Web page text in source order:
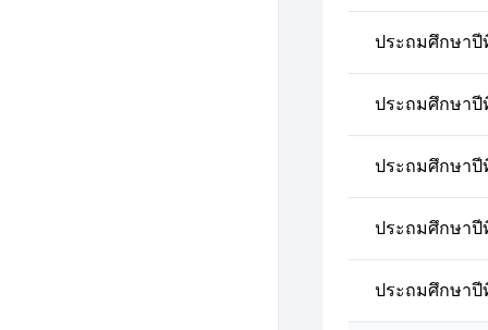
ประถมศึกษาปี
ประถมศึกษาปี
ประถมศึกษาปี
ประถมศึกษาปี
ประถมศึกษาปี